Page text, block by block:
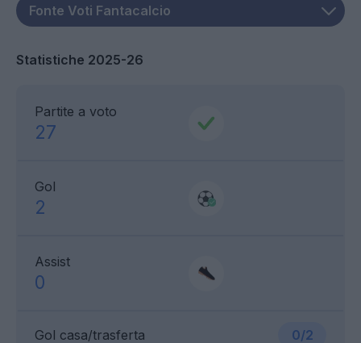
Statistiche 2025-26
Partite a voto
27
Gol
2
Assist
0
Gol casa/trasferta 0/2